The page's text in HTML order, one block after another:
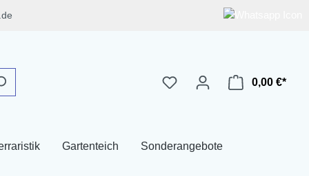
0,00 €*
Gartenteich Sonderangebote